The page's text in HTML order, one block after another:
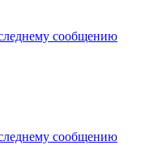
сообщению
сообщению